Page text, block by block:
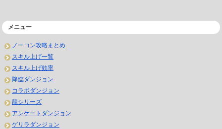
メニュー
ノーコン攻略まとめ
スキル上げ一覧
スキル上げ効率
降臨ダンジョン
コラボダンジョン
龍シリーズ
アンケートダンジョン
ゲリラダンジョン